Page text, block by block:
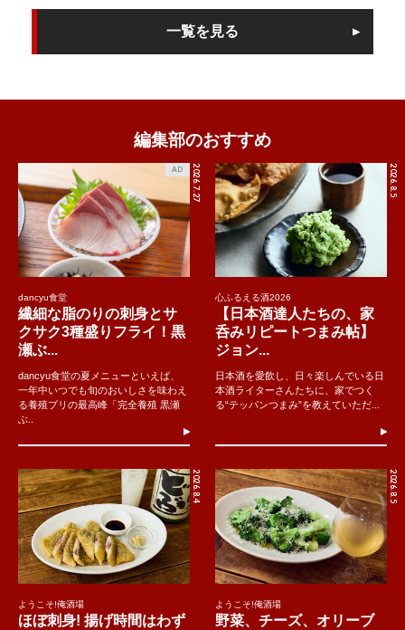
一覧を見る
編集部のおすすめ
2026.7.27
AD
dancyu食堂
繊細な脂のりの刺身とサ
クサク3種盛りフライ！黒
瀬ぶ...
dancyu食堂の夏メニューといえば、
一年中いつでも旬のおいしさを味わえ
る養殖ブリの最高峰「完全養殖 黒瀬
ぶ..
2026.8.5
心ふるえる酒2026
【日本酒達人たちの、家
呑みリピートつまみ帖】
ジョン...
日本酒を愛飲し、日々楽しんでいる日
本酒ライターさんたちに、家でつく
る“テッパンつまみ”を教えていただ...
2026.8.4
ようこそ!俺酒場
ほぼ刺身! 揚げ時間はわず
2026.8.5
ようこそ!俺酒場
野菜、チーズ、オリーブ